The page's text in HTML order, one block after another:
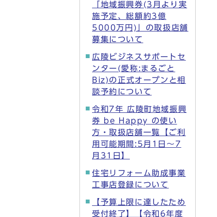
「地域振興券(3月より実
施予定、総額約3億
5000万円)」の取扱店舗
募集について
広陵ビジネスサポートセ
ンター(愛称:まるごと
Biz)の正式オープンと相
談予約について
令和7年 広陵町地域振興
券 be Happy の使い
方・取扱店舗一覧【ご利
用可能期間:5月1日～7
月31日】
住宅リフォーム助成事業
工事店登録について
【予算上限に達したため
受付終了】【令和6年度